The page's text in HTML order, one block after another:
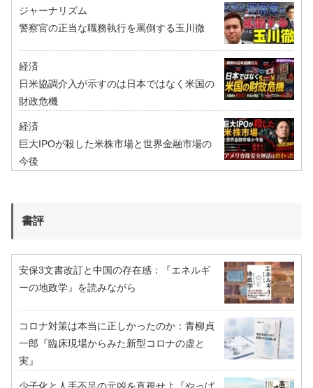
ジャーナリズム
警察官の正当な職務執行を罵倒する玉川徹
経済
日米協調介入が示すのは日本ではなく米国の
財政危機
経済
巨大IPOが殺した米株市場と世界金融市場の
今後
書評
安保3文書改訂と中国の存在感：『エネルギ
ーの地政学』を読みながら
コロナ対策は本当に正しかったのか：青柳貞
一郎『臨床現場からみた新型コロナの虚と
実』